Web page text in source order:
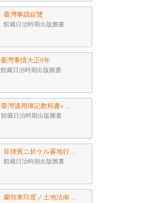
臺灣事蹟綜覽
館藏日治時期出版圖書
臺灣事情大正9年
館藏日治時期出版圖書
臺灣適用簿記教科書v ...
館藏日治時期出版圖書
菲律賓ニ於ケル蕃地行 ...
館藏日治時期出版圖書
蘭領東印度ノ土地法南 ...